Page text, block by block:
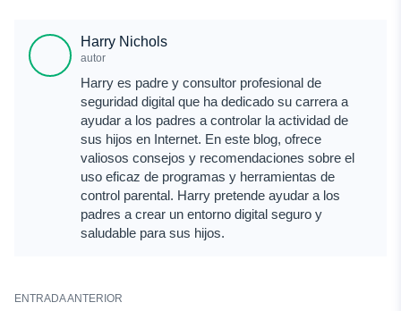
Harry Nichols
autor
Harry es padre y consultor profesional de
seguridad digital que ha dedicado su carrera a
ayudar a los padres a controlar la actividad de
sus hijos en Internet. En este blog, ofrece
valiosos consejos y recomendaciones sobre el
uso eficaz de programas y herramientas de
control parental. Harry pretende ayudar a los
padres a crear un entorno digital seguro y
saludable para sus hijos.
ENTRADA ANTERIOR